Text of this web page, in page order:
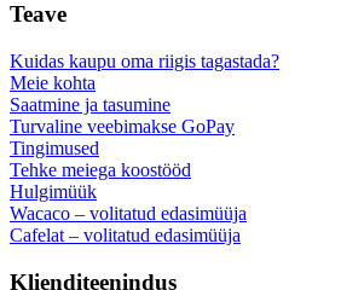
Teave
Kuidas kaupu oma riigis tagastada?
Meie kohta
Saatmine ja tasumine
Turvaline veebimakse GoPay
Tingimused
Tehke meiega koostööd
Hulgimüük
Wacaco – volitatud edasimüüja
Cafelat – volitatud edasimüüja
Klienditeenindus